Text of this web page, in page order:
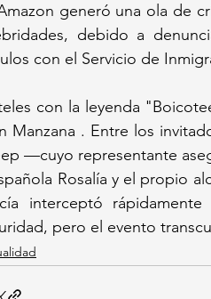
generó una ola de
debido a
con el Servicio de
con la leyenda
Manzana . Entre los
—cuyo representante
Rosalía y el propio
interceptó
pero el evento